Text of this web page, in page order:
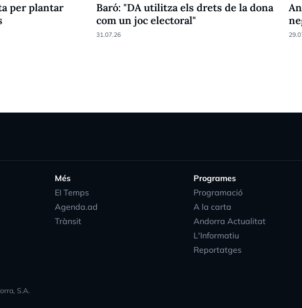
per plantar
Baró: "DA utilitza els drets de la dona
com un joc electoral"
31.07.26
Més
EI Temps
Agenda.ad
Trànsit
Programes
Programació
A la carta
Andorra Actualitat
L'Informatiu
Reportatges
S.A.